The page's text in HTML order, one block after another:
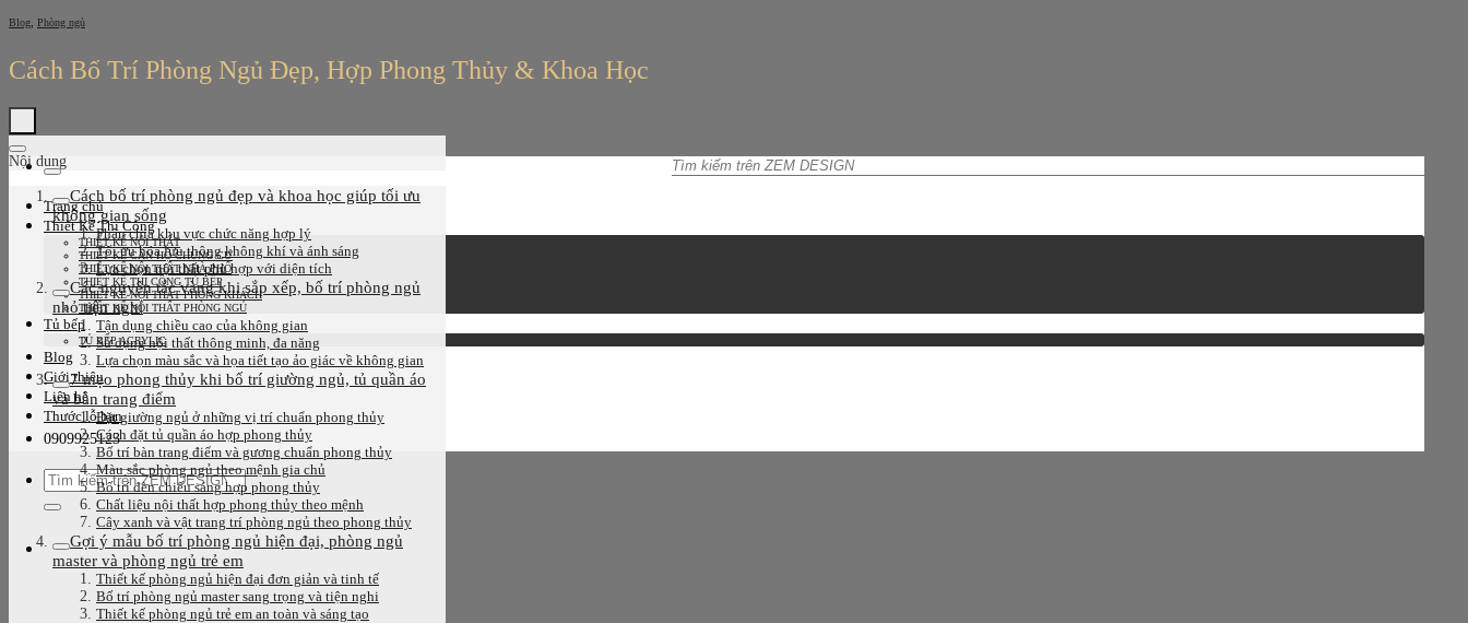
Tìm
Trang chủ
Thiết Kế Thi Công
THIẾT KẾ NỘI THẤT
THIẾT KẾ CĂN HỘ CHUNG CƯ
THIẾT KẾ NỘI THẤT NHÀ PHỐ
THIẾT KẾ THI CÔNG TỦ BẾP
THIẾT KẾ NỘI THẤT PHÒNG KHÁCH
THIẾT KẾ NỘI THẤT PHÒNG NGỦ
Tủ bếp
TỦ BẾP ACRYLIC
Blog
Giới thiệu
Liên hệ
Thước lỗ ban
0909925123
Tìm
kiếm:
Blog Phòng ngủ
Cách Bố Trí Phòng Ngủ Đẹp, Hợp Phong Thủy & Khoa Học
Nội dung
Cách bố trí phòng ngủ đẹp và khoa học giúp tối ưu
không gian sống
Phân chia khu vực chức năng hợp lý
Tối ưu hóa lưu thông không khí và ánh sáng
Lựa chọn nội thất phù hợp với diện tích
Các nguyên tắc vàng khi sắp xếp, bố trí phòng ngủ
nhỏ tiện nghi
Tận dụng chiều cao của không gian
Sử dụng nội thất thông minh, đa năng
Lựa chọn màu sắc và họa tiết tạo ảo giác về không gian
7 mẹo phong thủy khi bố trí giường ngủ, tủ quần áo
và bàn trang điểm
Đặt giường ngủ ở những vị trí chuẩn phong thủy
Cách đặt tủ quần áo hợp phong thủy
Bố trí bàn trang điểm và gương chuẩn phong thủy
Màu sắc phòng ngủ theo mệnh gia chủ
Bố trí đèn chiếu sáng hợp phong thủy
Chất liệu nội thất hợp phong thủy theo mệnh
Cây xanh và vật trang trí phòng ngủ theo phong thủy
Gợi ý mẫu bố trí phòng ngủ hiện đại, phòng ngủ
master và phòng ngủ trẻ em
Thiết kế phòng ngủ hiện đại đơn giản và tinh tế
Bố trí phòng ngủ master sang trọng và tiện nghi
Thiết kế phòng ngủ trẻ em an toàn và sáng tạo